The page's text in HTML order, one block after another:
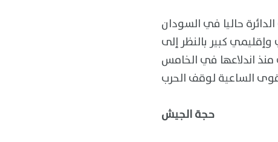
حاليا في السودان
كبير بالنظر إلى
منذ اندلاعها في الخامس
حجة الجيش